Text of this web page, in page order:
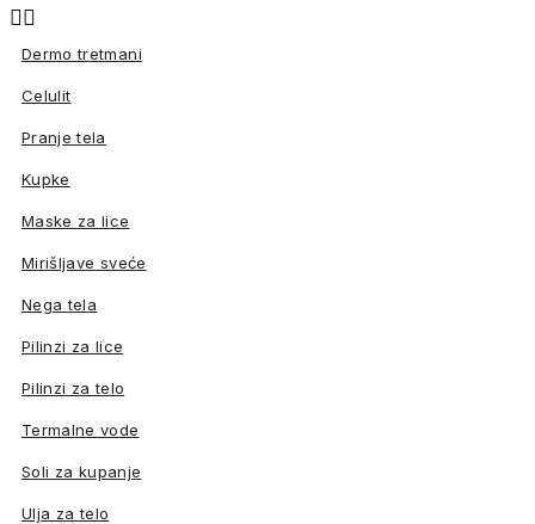

Dermo tretmani
Celulit
Pranje tela
Kupke
Maske za lice
Mirišljave sveće
Nega tela
Pilinzi za lice
Pilinzi za telo
Termalne vode
Soli za kupanje
Ulja za telo